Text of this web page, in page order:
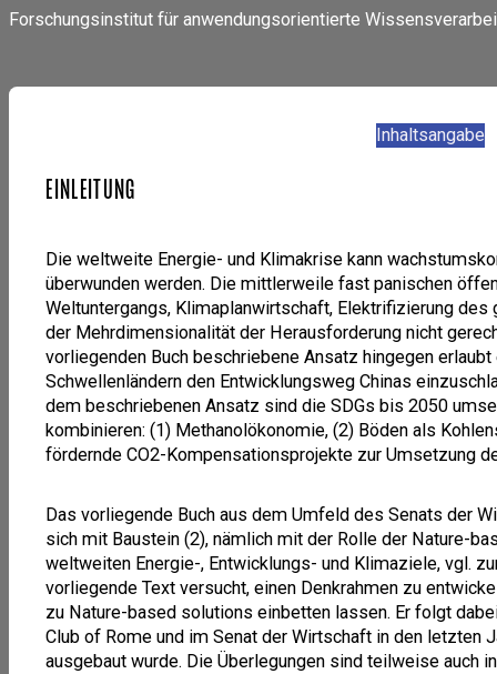
Forschungsinstitut für anwendungsorientierte
Inhaltsangabe
EINLEITUNG
Die weltweite Energie- und Klimakrise kann
überwunden werden. Die mittlerweile fast panischen
Weltuntergangs, Klimaplanwirtschaft, Elektrifizierung
der Mehrdimensionalität der Herausforderung nicht
vorliegenden Buch beschriebene Ansatz hingegen
Schwellenländern den Entwicklungsweg Chinas
dem beschriebenen Ansatz sind die SDGs bis 2050
kombinieren: (1) Methanolökonomie, (2) Böden als
fördernde CO2-Kompensationsprojekte zur Umsetzung
Das vorliegende Buch aus dem Umfeld des Senats der
sich mit Baustein (2), nämlich mit der Rolle der Nature-
weltweiten Energie-, Entwicklungs- und Klimaziele, vgl.
vorliegende Text versucht, einen Denkrahmen zu
zu Nature-based solutions einbetten lassen. Er folgt
Club of Rome und im Senat der Wirtschaft in den letzten
ausgebaut wurde. Die Überlegungen sind teilweise auch